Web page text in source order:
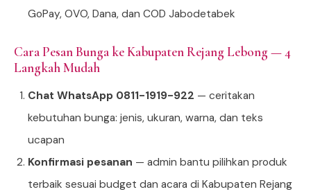
GoPay, OVO, Dana, dan COD Jabodetabek
Cara Pesan Bunga ke Kabupaten Rejang Lebong — 4
Langkah Mudah
Chat WhatsApp 0811-1919-922 — ceritakan
kebutuhan bunga: jenis, ukuran, warna, dan teks
ucapan
Konfirmasi pesanan — admin bantu pilihkan produk
terbaik sesuai budget dan acara di Kabupaten Rejang